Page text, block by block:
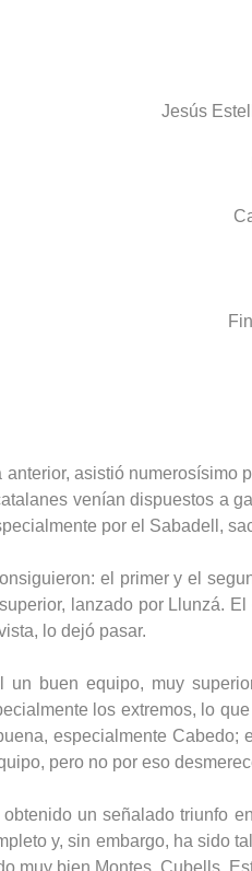
Jesús
anterior, asistió numerosísimo
venían dispuestos a
por el Sabadell,
el primer y el
lanzado por Llunzá.
lo dejó pasar.
un buen equipo, muy
los extremos, lo
especialmente
pero no por eso
obtenido un señalado triunfo
y, sin embargo, ha sido
muy bien Montes, Cubells,